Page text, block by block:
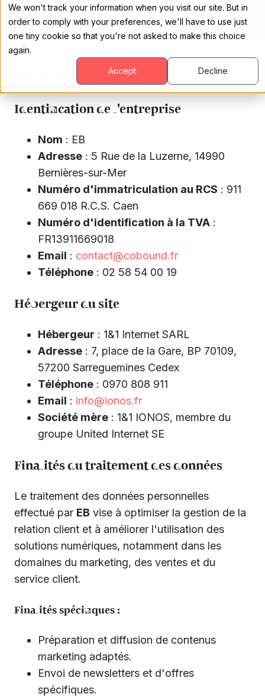
We won't track your information when you visit our site. But in
order to comply with your preferences, we'll have to use just
one tiny cookie so that you're not asked to make this choice
again.
Accept Decline
Mentions légales
Identification de l'entreprise
Nom : EB
Adresse : 5 Rue de la Luzerne, 14990
Bernières-sur-Mer
Numéro d'immatriculation au RCS : 911
669 018 R.C.S. Caen
Numéro d'identification à la TVA :
FR13911669018
Email : contact@cobound.fr
Téléphone : 02 58 54 00 19
Hébergeur du site
Hébergeur : 1&1 Internet SARL
Adresse : 7, place de la Gare, BP 70109,
57200 Sarreguemines Cedex
Téléphone : 0970 808 911
Email : info@ionos.fr
Société mère : 1&1 IONOS, membre du
groupe United Internet SE
Finalités du traitement des données
Le traitement des données personnelles
effectué par EB vise à optimiser la gestion de la
relation client et à améliorer l'utilisation des
solutions numériques, notamment dans les
domaines du marketing, des ventes et du
service client.
Finalités spécifiques :
Préparation et diffusion de contenus
marketing adaptés.
Envoi de newsletters et d'offres
spécifiques.